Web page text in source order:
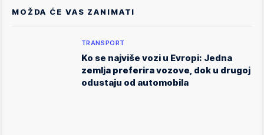
MOŽDA ĆE VAS ZANIMATI
TRANSPORT
Ko se najviše vozi u Evropi: Jedna
zemlja preferira vozove, dok u drugoj
odustaju od automobila